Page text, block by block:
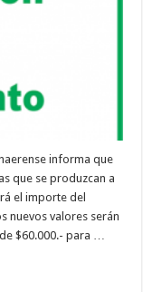
informa que
que se produzcan a
el importe del
nuevos valores serán
$60.000.- para …